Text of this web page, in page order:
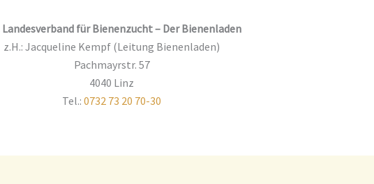
Landesverband für Bienenzucht– Der Bienenladen
z.H.: Jacqueline Kempf (Leitung Bienenladen)
Pachmayrstr. 57
4040 Linz
Tel.: 0732 73 20 70-30